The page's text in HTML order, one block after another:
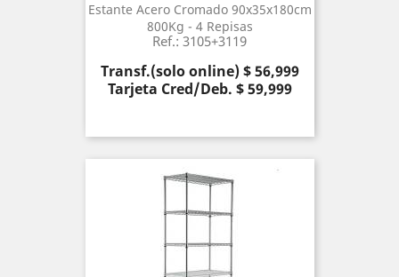
Estante Acero Cromado 90x35x180cm
800Kg - 4 Repisas
Ref.: 3105+3119
Precio
Transf.(solo online) $ 56,999
Tarjeta Cred/Deb. $ 59,999